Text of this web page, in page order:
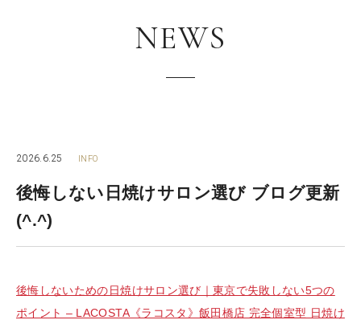
NEWS
2026.6.25 INFO
後悔しない日焼けサロン選び ブログ更新
(^.^)
後悔しないための日焼けサロン選び｜東京で失敗しない5つの
ポイント – LACOSTA《ラコスタ》飯田橋店 完全個室型 日焼け